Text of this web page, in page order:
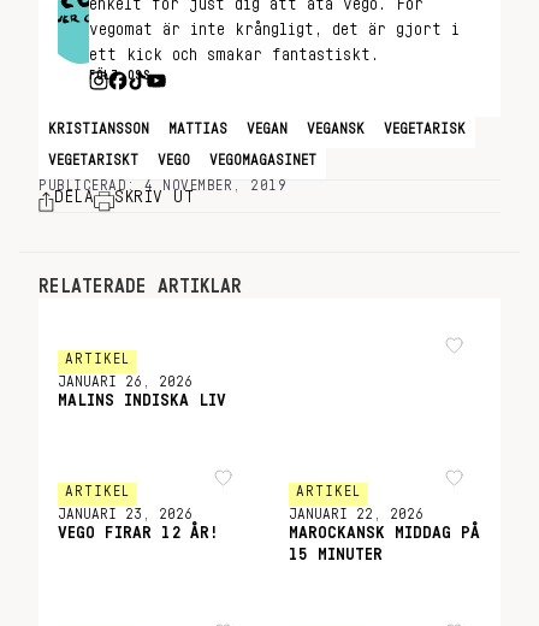
enkelt för just dig att äta vego. För
vegomat är inte krångligt, det är gjort i
ett kick och smakar fantastiskt.
FÖLJ OSS
KRISTIANSSON MATTIAS VEGAN VEGANSK VEGETARISK
VEGETARISKT VEGO
VEGOMAGASINET
PUBLICERAD: 4 NOVEMBER, 2019
DELA SKRIV UT
RELATERADE ARTIKLAR
ARTIKEL
JANUARI 26, 2026
MALINS INDISKA LIV
ARTIKEL
JANUARI 23, 2026
VEGO FIRAR 12 ÅR!
ARTIKEL
JANUARI 22, 2026
MAROCKANSK MIDDAG PÅ
15 MINUTER